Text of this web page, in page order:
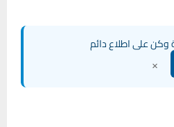
وكن على اطلاع دائم
×